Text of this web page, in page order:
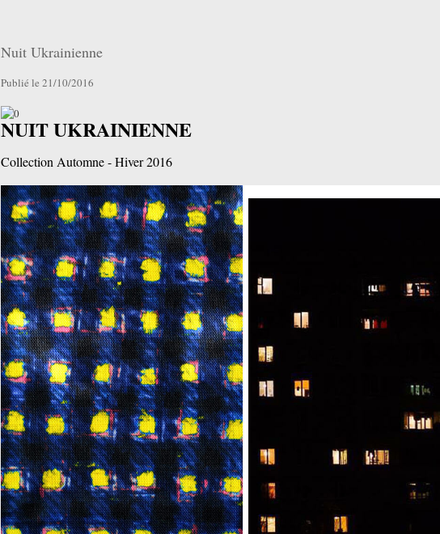
Nuit Ukrainienne
Publié le 21/10/2016
NUIT UKRAINIENNE
Collection Automne - Hiver 2016